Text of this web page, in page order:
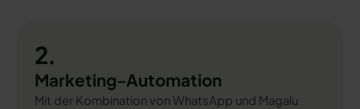
2.
Marketing-Automation
Mit der Kombination von WhatsApp und Magalu